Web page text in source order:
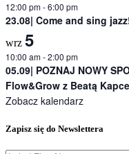
12:00 pm-6:00 pm
23.08| Come and sing
wrz 5
10:00 am-2:00 pm
05.09| POZNAJ NOWY
Flow&Grow z Beatą
Zobacz kalendarz
Zapisz się do Newslettera